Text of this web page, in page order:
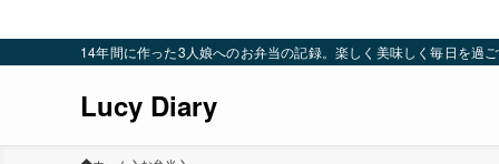
14年間に作った3人娘へのお弁当の記録。楽しく美味しく毎日を過
Lucy Diary